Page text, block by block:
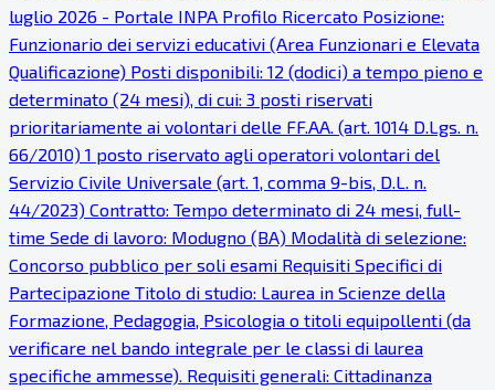
luglio 2026 - Portale INPA Profilo Ricercato Posizione:
Funzionario dei servizi educativi (Area Funzionari e Elevata
Qualificazione) Posti disponibili: 12 (dodici) a tempo pieno e
determinato (24 mesi), di cui: 3 posti riservati
prioritariamente ai volontari delle FF.AA. (art. 1014 D.Lgs. n.
66/2010) 1 posto riservato agli operatori volontari del
Servizio Civile Universale (art. 1, comma 9-bis, D.L. n.
44/2023) Contratto: Tempo determinato di 24 mesi, full-
time Sede di lavoro: Modugno (BA) Modalità di selezione:
Concorso pubblico per soli esami Requisiti Specifici di
Partecipazione Titolo di studio: Laurea in Scienze della
Formazione, Pedagogia, Psicologia o titoli equipollenti (da
verificare nel bando integrale per le classi di laurea
specifiche ammesse). Requisiti generali: Cittadinanza